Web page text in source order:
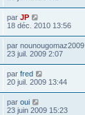
par JP
18 déc. 2010 13:56
par nounougomaz2009
23 juil. 2009 2:07
par fred
20 juil. 2009 13:44
par oui
23 juin 2009 15:23